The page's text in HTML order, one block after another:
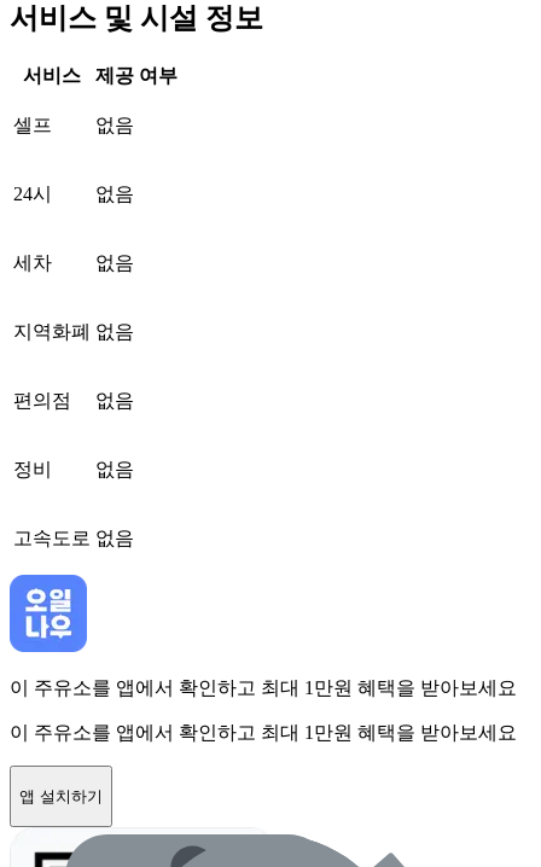
서비스 및 시설 정보
서비스 제공 여부
셀프 없음
24시 없음
세차 없음
지역화폐 없음
편의점 없음
정비 없음
고속도로 없음
이 주유소를 앱에서 확인하고 최대 1만원 혜택을 받아보세요
이 주유소를 앱에서 확인하고 최대 1만원 혜택을 받아보세요
앱 설치하기